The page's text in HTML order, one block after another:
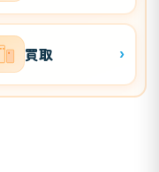
買取 ›